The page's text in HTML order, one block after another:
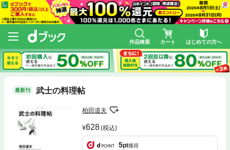
作品検索 カート はじめての方へ
最新刊 武士の料理帖
柏田道夫
628(税込)
5pt獲得